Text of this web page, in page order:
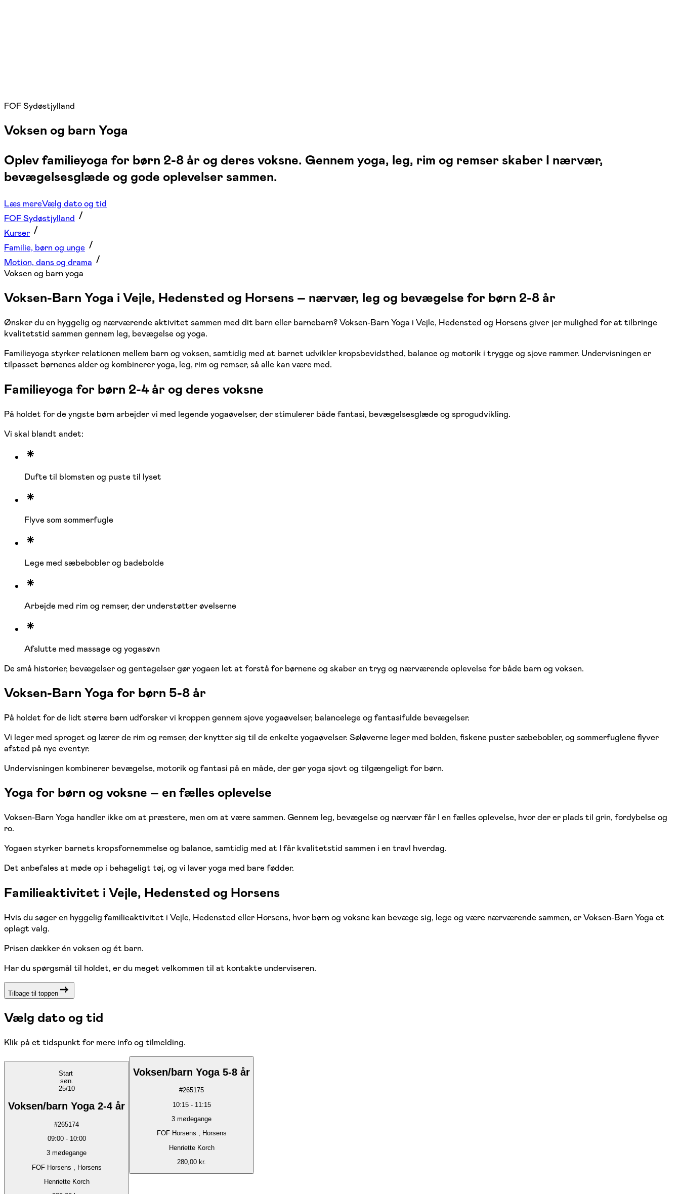
FOF Sydøstjylland
Voksen og barn Yoga
Oplev familieyoga for børn 2-8 år og deres voksne. Gennem yoga, leg, rim og remser skaber I nærvær,
bevægelsesglæde og gode oplevelser sammen.
Læs mereVælg dato og tid
FOF Sydøstjylland
Kurser
Familie, børn og unge
Motion, dans og drama
Voksen og barn yoga
Voksen-Barn Yoga i Vejle, Hedensted og Horsens – nærvær, leg og bevægelse for børn 2-8 år
Ønsker du en hyggelig og nærværende aktivitet sammen med dit barn eller barnebarn? Voksen-Barn Yoga i Vejle, Hedensted og Horsens giver jer mulighed for at tilbringe
kvalitetstid sammen gennem leg, bevægelse og yoga.
Familieyoga styrker relationen mellem barn og voksen, samtidig med at barnet udvikler kropsbevidsthed, balance og motorik i trygge og sjove rammer. Undervisningen er
tilpasset børnenes alder og kombinerer yoga, leg, rim og remser, så alle kan være med.
Familieyoga for børn 2-4 år og deres voksne
På holdet for de yngste børn arbejder vi med legende yogaøvelser, der stimulerer både fantasi, bevægelsesglæde og sprogudvikling.
Vi skal blandt andet:
Dufte til blomsten og puste til lyset
Flyve som sommerfugle
Lege med sæbebobler og badebolde
Arbejde med rim og remser, der understøtter øvelserne
Afslutte med massage og yogasøvn
De små historier, bevægelser og gentagelser gør yogaen let at forstå for børnene og skaber en tryg og nærværende oplevelse for både barn og voksen.
Voksen-Barn Yoga for børn 5-8 år
På holdet for de lidt større børn udforsker vi kroppen gennem sjove yogaøvelser, balancelege og fantasifulde bevægelser.
Vi leger med sproget og lærer de rim og remser, der knytter sig til de enkelte yogaøvelser. Søløverne leger med bolden, fiskene puster sæbebobler, og sommerfuglene flyver
afsted på nye eventyr.
Undervisningen kombinerer bevægelse, motorik og fantasi på en måde, der gør yoga sjovt og tilgængeligt for børn.
Yoga for børn og voksne – en fælles oplevelse
Voksen-Barn Yoga handler ikke om at præstere, men om at være sammen. Gennem leg, bevægelse og nærvær får I en fælles oplevelse, hvor der er plads til grin, fordybelse og
ro.
Yogaen styrker barnets kropsfornemmelse og balance, samtidig med at I får kvalitetstid sammen i en travl hverdag.
Det anbefales at møde op i behageligt tøj, og vi laver yoga med bare fødder.
Familieaktivitet i Vejle, Hedensted og Horsens
Hvis du søger en hyggelig familieaktivitet i Vejle, Hedensted eller Horsens, hvor børn og voksne kan bevæge sig, lege og være nærværende sammen, er Voksen-Barn Yoga et
oplagt valg.
Prisen dækker én voksen og ét barn.
Har du spørgsmål til holdet, er du meget velkommen til at kontakte underviseren.
Tilbage til toppen
Vælg dato og tid
Klik på et tidspunkt for mere info og tilmelding.
Start
søn.
25/10
Voksen/barn Yoga 2-4 år
#265174
09:00- 10:00
3 mødegange
FOF Horsens , Horsens
Henriette Korch
Voksen/barn Yoga 5-8 år
#265175
10:15- 11:15
3 mødegange
FOF Horsens , Horsens
Henriette Korch
280,00 kr.